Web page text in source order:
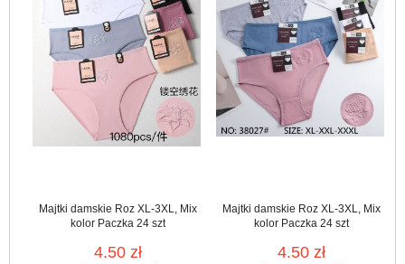
Majtki damskie Roz XL-3XL, Mix
kolor Paczka 24 szt
4.50 zł
Majtki damskie Roz XL-3XL, Mix
kolor Paczka 24 szt
4.50 zł